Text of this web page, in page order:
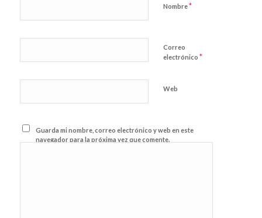
Nombre*
Correo
electrónico *
Web
Guarda mi nombre, correo electrónico y web en este
navegador para la próxima vez que comente.